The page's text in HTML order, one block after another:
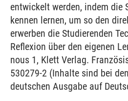
entwickelt werden, indem die
kennen lernen, um so den
erwerben die Studierenden
Reflexion über den eigenen
nous 1, Klett Verlag.
530279-2 (Inhalte sind bei
deutschen Ausgabe auf